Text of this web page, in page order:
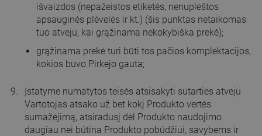
išvaizdos (nepažeistos etiketės, nenuplėštos
apsauginės plėvelės ir kt.) (šis punktas netaikomas
tuo atveju, kai grąžinama nekokybiška prekė);
grąžinama prekė turi būti tos pačios komplektacijos,
kokios buvo Pirkėjo gauta;
Įstatyme numatytos teisės atsisakyti sutarties atveju
Vartotojas atsako už bet kokį Produkto vertės
sumažėjimą, atsiradusį dėl Produkto naudojimo
daugiau nei būtina Produkto pobūdžiui, savybėms ir